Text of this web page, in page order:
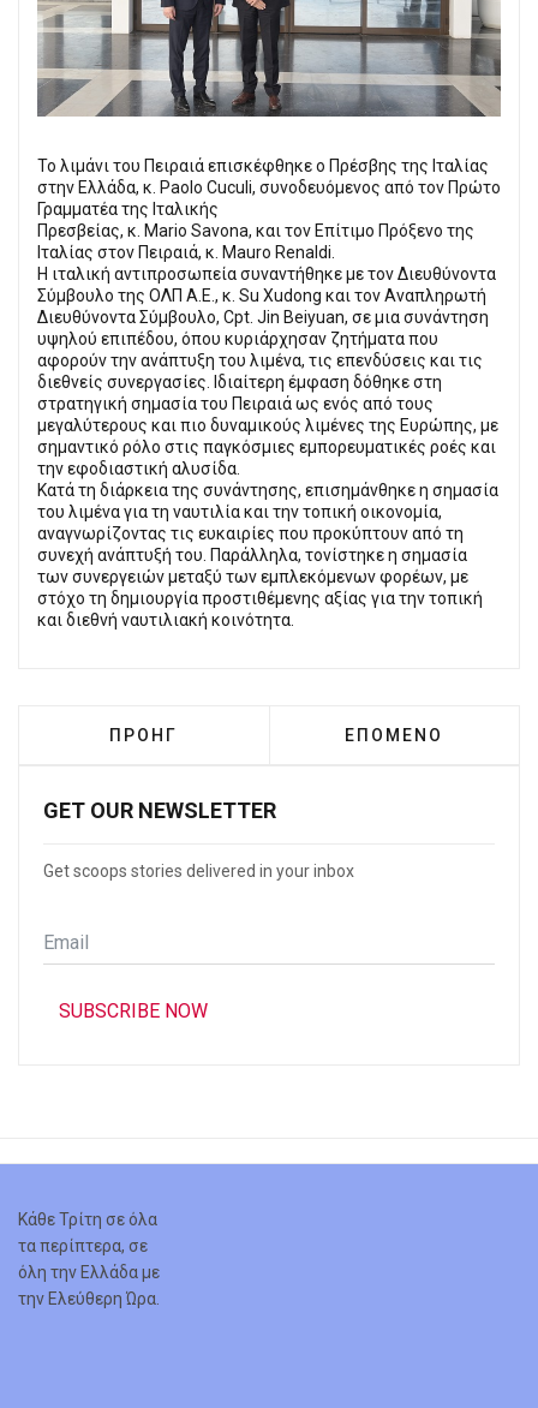
Το λιμάνι του Πειραιά επισκέφθηκε ο Πρέσβης της Ιταλίας
στην Ελλάδα, κ. Paolo Cuculi, συνοδευόμενος από τον Πρώτο
Γραμματέα της Ιταλικής
Πρεσβείας, κ. Mario Savona, και τον Επίτιμο Πρόξενο της
Ιταλίας στον Πειραιά, κ. Mauro Renaldi.
Η ιταλική αντιπροσωπεία συναντήθηκε με τον Διευθύνοντα
Σύμβουλο της ΟΛΠ Α.Ε., κ. Su Xudong και τον Αναπληρωτή
Διευθύνοντα Σύμβουλο, Cpt. Jin Beiyuan, σε μια συνάντηση
υψηλού επιπέδου, όπου κυριάρχησαν ζητήματα που
αφορούν την ανάπτυξη του λιμένα, τις επενδύσεις και τις
διεθνείς συνεργασίες. Ιδιαίτερη έμφαση δόθηκε στη
στρατηγική σημασία του Πειραιά ως ενός από τους
μεγαλύτερους και πιο δυναμικούς λιμένες της Ευρώπης, με
σημαντικό ρόλο στις παγκόσμιες εμπορευματικές ροές και
την εφοδιαστική αλυσίδα.
Κατά τη διάρκεια της συνάντησης, επισημάνθηκε η σημασία
του λιμένα για τη ναυτιλία και την τοπική οικονομία,
αναγνωρίζοντας τις ευκαιρίες που προκύπτουν από τη
συνεχή ανάπτυξή του. Παράλληλα, τονίστηκε η σημασία
των συνεργειών μεταξύ των εμπλεκόμενων φορέων, με
στόχο τη δημιουργία προστιθέμενης αξίας για την τοπική
και διεθνή ναυτιλιακή κοινότητα.
ΠΡΟΗΓΟΎΜΕΝΟ ΆΡΘΡΟ: ΣΤΥΛΙΑΝΊΔΗΣ -
ΠΡΟΗΓ ΕΠΌΜΕΝΟ ΆΡΘΡΟ:
ΕΠΌΜΕΝΟ
GET OUR NEWSLETTER
Get scoops stories delivered in your inbox
Email
*
SUBSCRIBE NOW
Κάθε Τρίτη σε όλα
τα περίπτερα, σε
όλη την Ελλάδα με
την Ελεύθερη Ώρα.